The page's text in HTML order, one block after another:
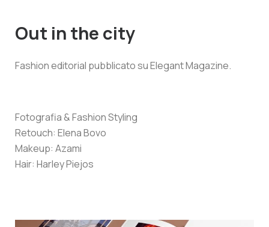
Out in the city
Fashion editorial pubblicato su Elegant Magazine.
Fotografia & Fashion Styling
Retouch: Elena Bovo
Makeup: Azami
Hair: Harley Piejos